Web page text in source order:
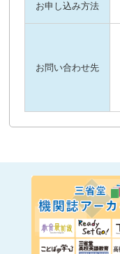
お申し込み方法
お問い合わせ先